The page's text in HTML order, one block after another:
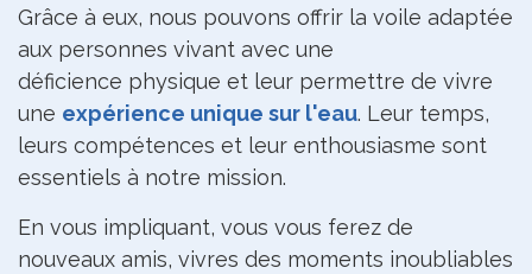
Grâce à eux, nous pouvons offrir la voile adaptée
aux personnes vivant avec une
déficience physique et leur permettre de vivre
une expérience unique sur l'eau. Leur temps,
leurs compétences et leur enthousiasme sont
essentiels à notre mission.
En vous impliquant, vous vous ferez de
nouveaux amis, vivres des moments inoubliables